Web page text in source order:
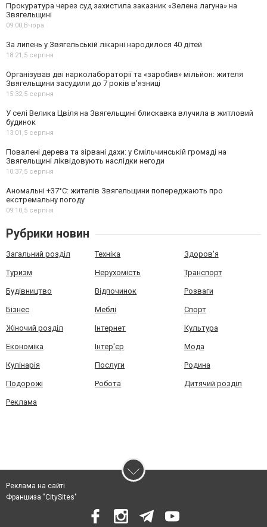
Прокуратура через суд захистила заказник «Зелена лагуна» на
Звягельщині
09:00, Вчора
За липень у Звягельській лікарні народилося 40 дітей
18:21, 5 серпня
Організував дві нарколабораторії та «заробив» мільйон: жителя
Звягельщини засудили до 7 років в'язниці
15:32, 5 серпня
У селі Велика Цвіля на Звягельщині блискавка влучила в житловий
будинок
13:01, 5 серпня
Повалені дерева та зірвані дахи: у Ємільчинській громаді на
Звягельщині ліквідовують наслідки негоди
10:37, 5 серпня
Аномальні +37°C: жителів Звягельщини попереджають про
екстремальну погоду
09:10, 5 серпня
Рубрики новин
Загальний розділ Техніка Здоров'я
Туризм Нерухомість Транспорт
Будівництво Відпочинок Розваги
Бізнес Меблі Спорт
Жіночий розділ Інтернет Культура
Економіка Інтер'єр Мода
Кулінарія Послуги Родина
Подорожі Робота Дитячий розділ
Реклама
Реклама на сайті
Франшиза "CitySites"